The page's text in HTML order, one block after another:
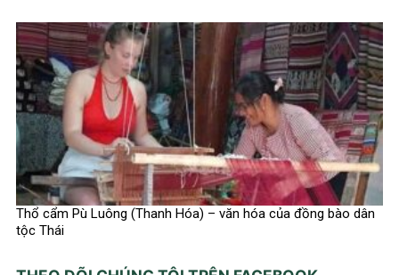
Thổ cẩm Pù Luông (Thanh Hóa) – văn hóa của đồng bào dân
tộc Thái